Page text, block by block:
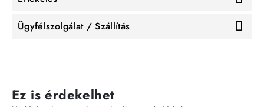
Ügyfélszolgálat / Szállítás
Ez is érdekelhet